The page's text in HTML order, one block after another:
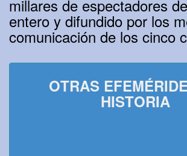
millares de espectadores
entero y difundido por los
comunicación de los cinco
OTRAS
HISTORIA